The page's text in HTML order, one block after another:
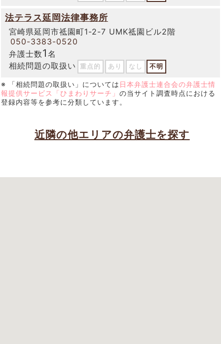
法テラス延岡法律事務所
宮崎県延岡市祗園町1-2-7 UMK祗園ビル2階
050-3383-0520
弁護士数1 名
相続問題の取扱い
重点的 あり なし 不明
※ 「相続問題の取扱い」については 日本弁護士連合会の弁護士情
報提供サービス「ひまわりサーチ」 の当サイト調査時点における
登録内容等を参考に分類しています。
近隣の他エリアの弁護士を探す